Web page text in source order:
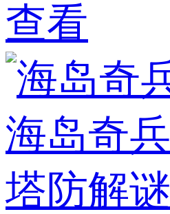
查看
海岛奇兵
塔防解谜